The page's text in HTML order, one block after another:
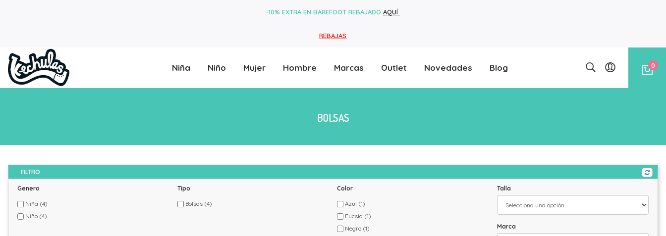
-10% EXTRA EN BAREFOOT REBAJADO AQUÍ
REBAJAS
Niña Niño Mujer Hombre Marcas Outlet Novedades Blog 0
BOLSAS
FILTRO
Genero
Niña (4)
Niño (4)
Tipo
Bolsas (4)
Color
Azul (1)
Fucsia (1)
Negro (1)
Talla
Marca